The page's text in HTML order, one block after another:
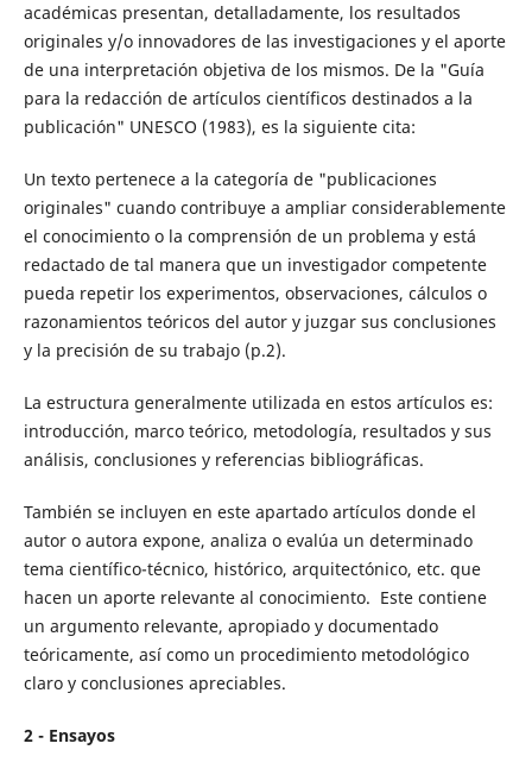
académicas presentan, detalladamente, los resultados
originales y/o innovadores de las investigaciones y el aporte
de una interpretación objetiva de los mismos. De la "Guía
para la redacción de artículos científicos destinados a la
publicación" UNESCO (1983), es la siguiente cita:
Un texto pertenece a la categoría de "publicaciones
originales" cuando contribuye a ampliar considerablemente
el conocimiento o la comprensión de un problema y está
redactado de tal manera que un investigador competente
pueda repetir los experimentos, observaciones, cálculos o
razonamientos teóricos del autor y juzgar sus conclusiones
y la precisión de su trabajo (p.2).
La estructura generalmente utilizada en estos artículos es:
introducción, marco teórico, metodología, resultados y sus
análisis, conclusiones y referencias bibliográficas.
También se incluyen en este apartado artículos donde el
autor o autora expone, analiza o evalúa un determinado
tema científico-técnico, histórico, arquitectónico, etc. que
hacen un aporte relevante al conocimiento. Este contiene
un argumento relevante, apropiado y documentado
teóricamente, así como un procedimiento metodológico
claro y conclusiones apreciables.
2 - Ensayos